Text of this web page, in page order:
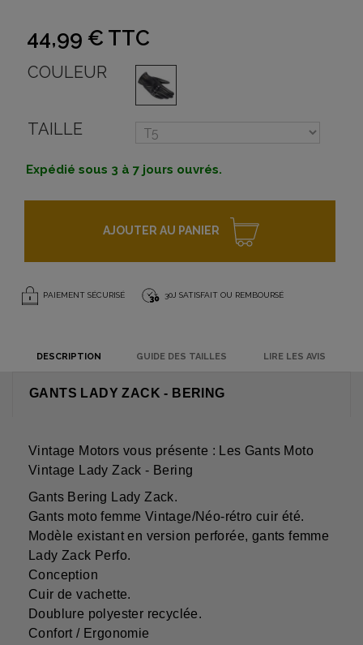
44,99 € TTC
COULEUR
TAILLE
Expédié sous 3 à 7 jours ouvrés.
AJOUTER AU PANIER
PAIEMENT SÉCURISÉ 30J SATISFAIT OU REMBOURSÉ
DESCRIPTION GUIDE DES TAILLES LIRE LES AVIS
GANTS LADY ZACK - BERING
Vintage Motors vous présente : Les Gants Moto
Vintage Lady Zack - Bering
Gants Bering Lady Zack.
Gants moto femme Vintage/Néo-rétro cuir été.
Modèle existant en version perforée, gants femme
Lady Zack Perfo.
Conception
Cuir de vachette.
Doublure polyester recyclée.
Confort / Ergonomie